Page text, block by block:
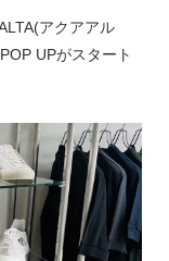
アクアアル
UPがスタート